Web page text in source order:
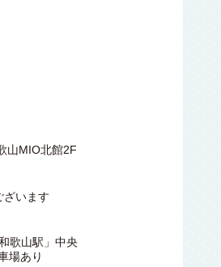
MIO北館2F
います
歌山駅」中央
場あり